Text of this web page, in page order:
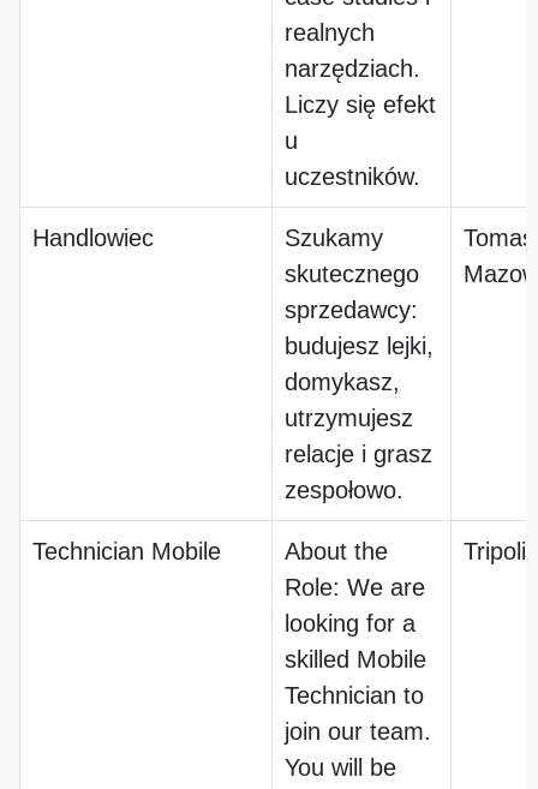
realnych
narzędziach.
Liczy się efekt
u
uczestników.
Handlowiec
Szukamy
skutecznego
sprzedawcy:
budujesz lejki,
domykasz,
utrzymujesz
relacje i grasz
zespołowo.
Technician Mobile
About the
Role: We are
looking for a
skilled Mobile
Technician to
join our team.
You will be
Tripoli